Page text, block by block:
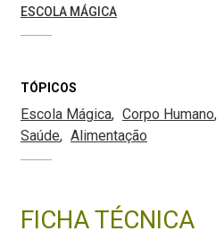
ESCOLA MÁGICA
TÓPICOS
Escola Mágica Corpo Humano
Saúde
Alimentação
FICHA TÉCNICA